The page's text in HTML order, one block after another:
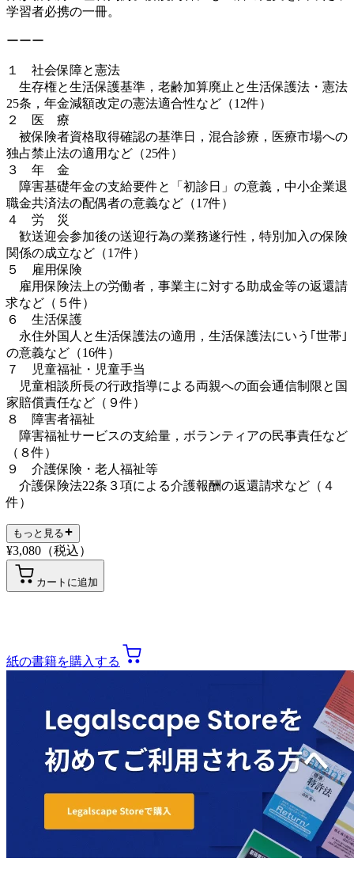
学習者必携の一冊。
ーーー
１ 社会保障と憲法
生存権と生活保護基準，老齢加算廃止と生活保護法・憲法
25条，年金減額改定の憲法適合性など（12件）
２ 医 療
被保険者資格取得確認の基準日，混合診療，医療市場への
独占禁止法の適用など（25件）
３ 年 金
障害基礎年金の支給要件と「初診日」の意義，中小企業退
職金共済法の配偶者の意義など（17件）
４ 労 災
歓送迎会参加後の送迎行為の業務遂行性，特別加入の保険
関係の成立など（17件）
５ 雇用保険
雇用保険法上の労働者，事業主に対する助成金等の返還請
求など（５件）
６ 生活保護
永住外国人と生活保護法の適用，生活保護法にいう｢世帯｣
の意義など（16件）
７ 児童福祉・児童手当
児童相談所長の行政指導による両親への面会通信制限と国
家賠償責任など（９件）
８ 障害者福祉
障害福祉サービスの支給量，ボランティアの民事責任など
（８件）
９ 介護保険・老人福祉等
介護保険法22条３項による介護報酬の返還請求など（４
件）
もっと見る
¥3,080 （税込）
カートに追加
紙の書籍を購入する